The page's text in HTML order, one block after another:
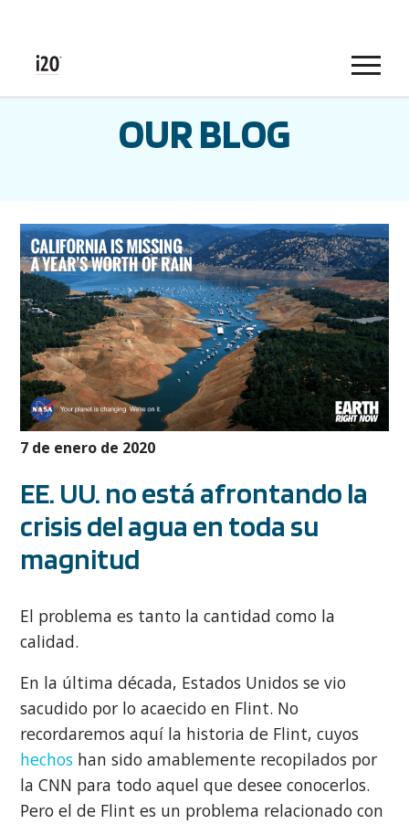
Menu
OUR BLOG
7 de enero de 2020
EE. UU. no está afrontando la
crisis del agua en toda su
magnitud
El problema es tanto la cantidad como la
calidad.
En la última década, Estados Unidos se vio
sacudido por lo acaecido en Flint. No
recordaremos aquí la historia de Flint, cuyos
hechos han sido amablemente recopilados por
la CNN para todo aquel que desee conocerlos.
Pero el de Flint es un problema relacionado con